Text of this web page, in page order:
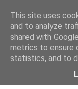
This site uses
and to analyze
shared with
metrics to ensure
statistics, and to